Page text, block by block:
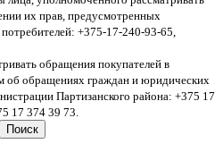
их прав, предусмотренных
потребителей: +375-17-240-93-65,
обращения покупателей в
об обращениях граждан и юридических
Партизанского района: +375 17
17 374 39 73.
Поиск